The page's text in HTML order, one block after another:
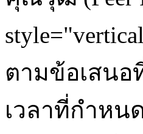
ตามข้อเสนอ
เวลาที่กำหน